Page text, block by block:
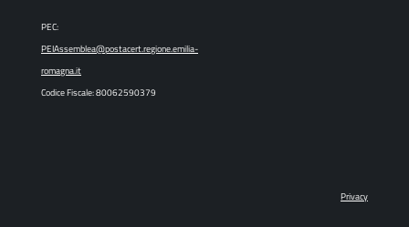
PEC:
PEIAssemblea@postacert.regione.emilia-
romagna.it
Codice Fiscale: 80062590379
Privacy